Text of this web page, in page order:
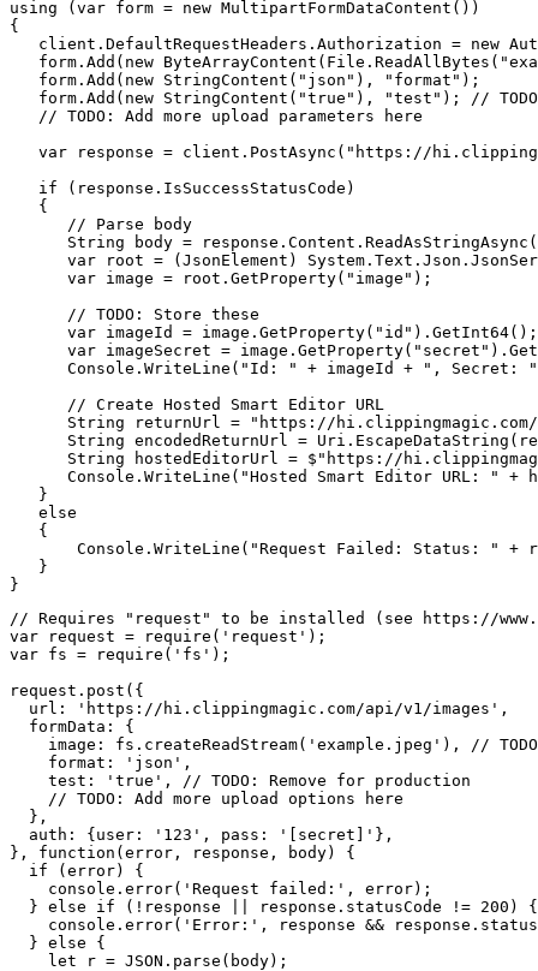
using (var form = new MultipartFormDataContent())
{
client.DefaultRequestHeaders.Authorization = new
form.Add(new
   form.Add(new StringContent("json"), "format");
form.Add(new StringContent("true"), "test"); //
   // TODO: Add more upload parameters here
var response = client.PostAsync("https://
   if (response.IsSuccessStatusCode)
   {
      // Parse body
String body =
var root = (JsonElement)
      var image = root.GetProperty("image");
      // TODO: Store these
      var imageId = image.GetProperty("id").GetInt64();
var imageSecret =
Console.WriteLine("Id: " + imageId + ", Secret:
      // Create Hosted Smart Editor URL
String returnUrl = "https://
String encodedReturnUrl =
String hostedEditorUrl = $"https://
Console.WriteLine("Hosted Smart Editor URL: " +
   }
   else
   {
Console.WriteLine("Request Failed: Status: " +
   }
// Requires "request" to be installed (see https://
var request = require('request');
var fs = require('fs');
request.post({
  url: 'https://hi.clippingmagic.com/api/v1/images',
  formData: {
image: fs.createReadStream('example.jpeg'), //
    format: 'json',
    test: 'true', // TODO: Remove for production
    // TODO: Add more upload options here
  },
  auth: {user: '123', pass: '[secret]'},
}, function(error, response, body) {
  if (error) {
    console.error('Request failed:', error);
  } else if (!response || response.statusCode != 200) {
console.error('Error:', response &&
  } else {
    let r = JSON.parse(body);